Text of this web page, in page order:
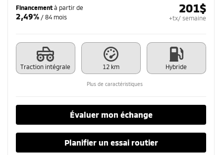
Financement à partir de
2,49% / 84 mois
201$
+tx/ semaine
Traction intégrale 12 km Hybride
Plus de caractéristiques
Évaluer mon échange
Planifier un essai routier